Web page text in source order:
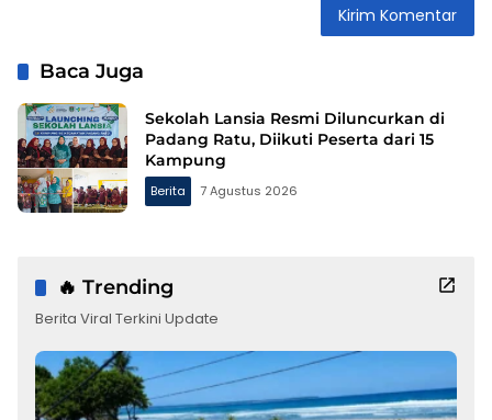
Baca Juga
Sekolah Lansia Resmi Diluncurkan di
Padang Ratu, Diikuti Peserta dari 15
Kampung
Berita 7 Agustus 2026
🔥 Trending
Berita Viral Terkini Update